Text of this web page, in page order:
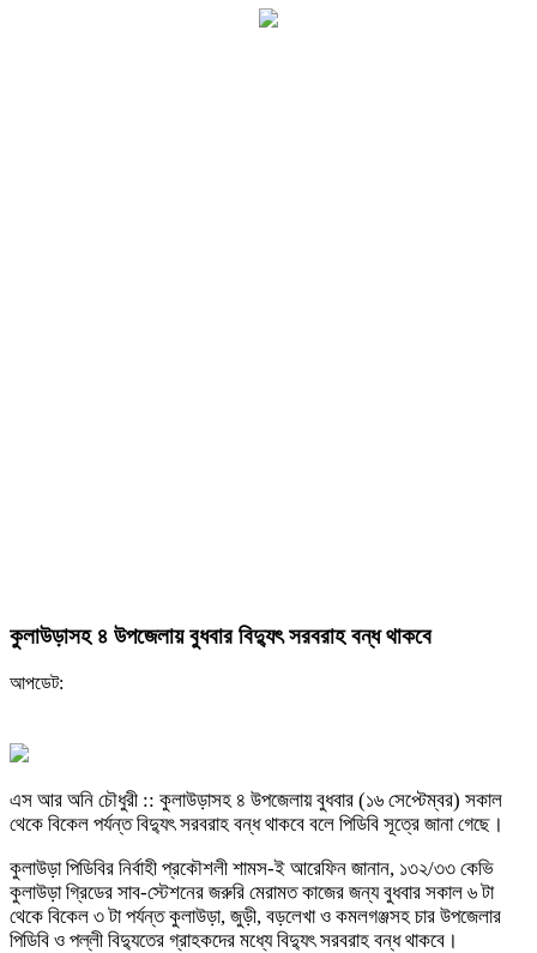
কুলাউড়াসহ ৪ উপজেলায় বুধবার বিদ্যুৎ সরবরাহ বন্ধ থাকবে
আপডেট:
এস আর অনি চৌধুরী :: কুলাউড়াসহ ৪ উপজেলায় বুধবার (১৬ সেপ্টেম্বর) সকাল
থেকে বিকেল পর্যন্ত বিদ্যুৎ সরবরাহ বন্ধ থাকবে বলে পিডিবি সূত্রে জানা গেছে।
কুলাউড়া পিডিবির নির্বাহী প্রকৌশলী শামস-ই আরেফিন জানান, ১৩২/৩৩ কেভি
কুলাউড়া গ্রিডের সাব-স্টেশনের জরুরি মেরামত কাজের জন্য বুধবার সকাল ৬ টা
থেকে বিকেল ৩ টা পর্যন্ত কুলাউড়া, জুড়ী, বড়লেখা ও কমলগঞ্জসহ চার উপজেলার
পিডিবি ও পল্লী বিদ্যুতের গ্রাহকদের মধ্যে বিদ্যুৎ সরবরাহ বন্ধ থাকবে।